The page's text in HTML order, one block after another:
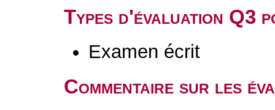
Types d'évaluation Q3
Examen écrit
Commentaire sur les